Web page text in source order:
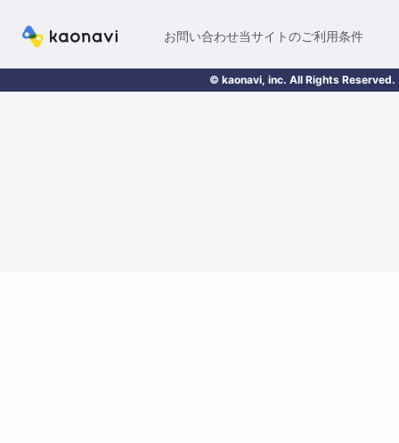
お問い合わせ当サイトのご利用条件
© kaonavi, inc. All Rights Reserved.